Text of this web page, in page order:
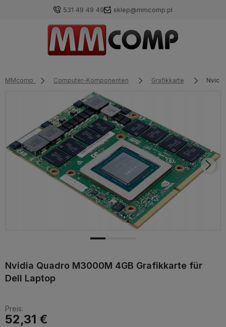
531 49 49 49 sklep@mmcomp.pl
MMcomp Computer-Komponenten Grafikkarte
Nvidia Quadro M3000M 4GB Grafikkarte für
Dell Laptop
Preis:
52,31 €